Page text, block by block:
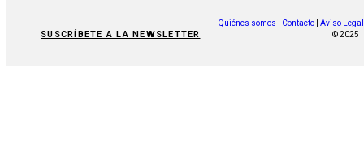
SUSCRÍBETE A LA NEWSLETTER
Quiénes somos Contacto
Aviso Legal
© 2025